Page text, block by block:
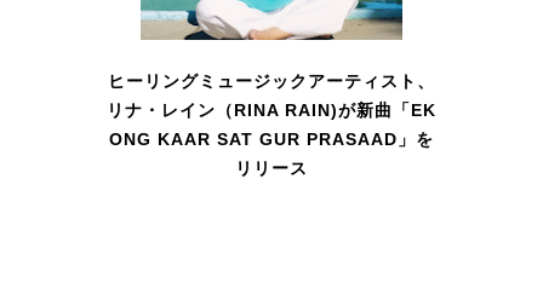
ヒーリングミュージックアーティスト、
リナ・レイン（RINA RAIN)が新曲「EK
ONG KAAR SAT GUR PRASAAD」を
リリース